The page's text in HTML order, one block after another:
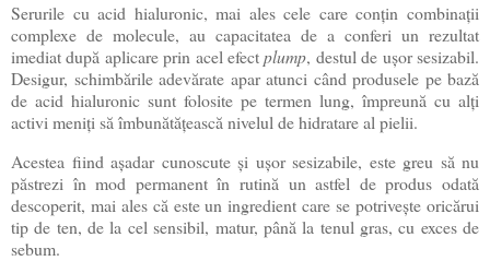
Serurile cu acid hialuronic, mai ales cele care conțin combinații
complexe de molecule, au capacitatea de a conferi un rezultat
imediat după aplicare prin acel efectplump, destul de ușor sesizabil.
Desigur, schimbările adevărate apar atunci când produsele pe bază
de acid hialuronic sunt folosite pe termen lung, împreună cu alți
activi meniți să îmbunătățească nivelul de hidratare al pielii.
Acestea fiind așadar cunoscute și ușor sesizabile, este greu să nu
păstrezi în mod permanent în rutină un astfel de produs odată
descoperit, mai ales că este un ingredient care se potrivește oricărui
tip de ten, de la cel sensibil, matur, până la tenul gras, cu exces de
sebum.